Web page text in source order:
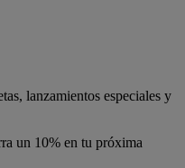
lanzamientos especiales y
un 10% en tu próxima